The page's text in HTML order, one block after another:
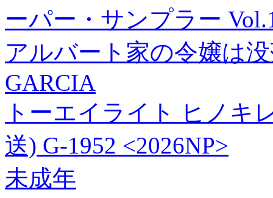
ーパー・サンプラー
アルバート家の令嬢は
GARCIA
トーエイライト ヒノキ
送) G-1952 <2026NP>
未成年